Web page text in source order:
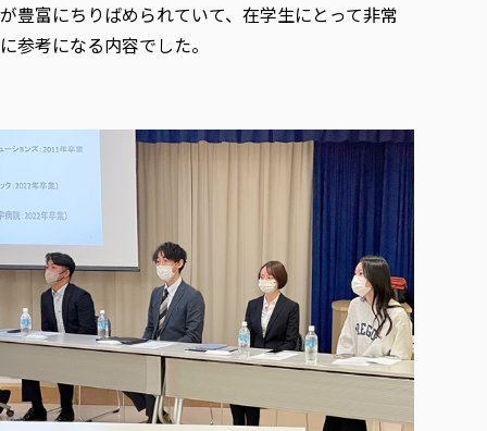
が豊富にちりばめられていて、在学生にとって非常
に参考になる内容でした。